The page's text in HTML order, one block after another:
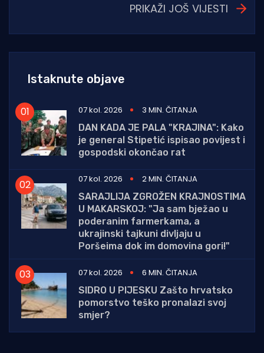
PRIKAŽI JOŠ VIJESTI
Istaknute objave
07 kol. 2026
3 MIN. ČITANJA
DAN KADA JE PALA "KRAJINA": Kako
je general Stipetić ispisao povijest i
gospodski okončao rat
07 kol. 2026
2 MIN. ČITANJA
SARAJLIJA ZGROŽEN KRAJNOSTIMA
U MAKARSKOJ: "Ja sam bježao u
poderanim farmerkama, a
ukrajinski tajkuni divljaju u
Poršeima dok im domovina gori!"
07 kol. 2026
6 MIN. ČITANJA
SIDRO U PIJESKU Zašto hrvatsko
pomorstvo teško pronalazi svoj
smjer?